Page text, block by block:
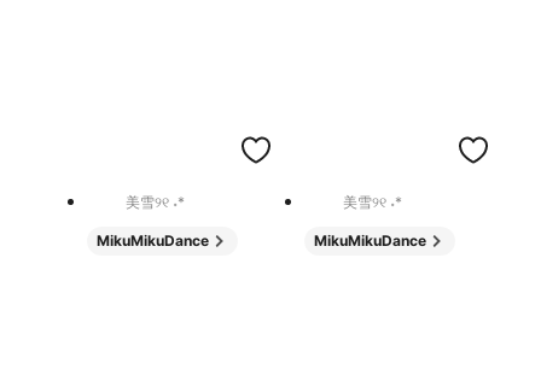
美雪୨୧ ˖*
MikuMikuDance
美雪୨୧ ˖*
MikuMikuDance